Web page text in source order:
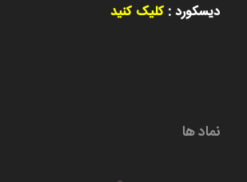
دیسکورد :کلیک کنید
نماد ها